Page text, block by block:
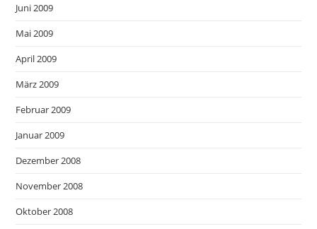
Juni 2009
Mai 2009
April 2009
März 2009
Februar 2009
Januar 2009
Dezember 2008
November 2008
Oktober 2008